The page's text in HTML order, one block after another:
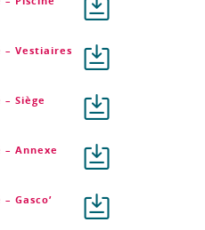
– Vestiaires
Siège
– Annexe
Gasco’